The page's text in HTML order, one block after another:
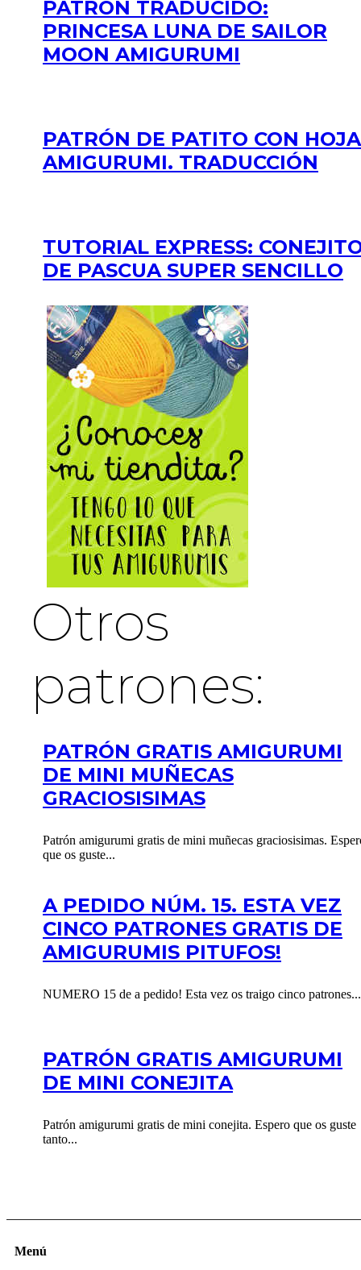
PATRÓN TRADUCIDO:
PRINCESA LUNA DE SAILOR
MOON AMIGURUMI
PATRÓN DE PATITO CON HOJA
AMIGURUMI. TRADUCCIÓN
TUTORIAL EXPRESS:
DE PASCUA SUPER SENCILLO
Otros
patrones:
PATRÓN GRATIS AMIGURUMI
DE MINI MUÑECAS
GRACIOSISIMAS
Patrón amigurumi gratis de mini muñecas graciosisimas.
que os guste...
A PEDIDO NÚM. 15. ESTA VEZ
CINCO PATRONES GRATIS DE
AMIGURUMIS PITUFOS!
NUMERO 15 de a pedido! Esta vez os traigo cinco patrones...
PATRÓN GRATIS AMIGURUMI
DE MINI CONEJITA
Patrón amigurumi gratis de mini conejita. Espero que os guste
tanto...
Menú